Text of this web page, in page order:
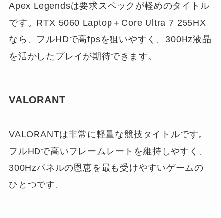
Apex Legendsは要求スペックが軽めのタイトル
です。RTX 5060 Laptop＋Core Ultra 7 255HX
なら、フルHDで高fpsを狙いやすく、300Hz液晶
を活かしたプレイが期待できます。
VALORANT
VALORANTは非常に軽量な競技タイトルです。
フルHDで高いフレームレートを維持しやすく、
300Hzパネルの恩恵を最も受けやすいゲームの
ひとつです。